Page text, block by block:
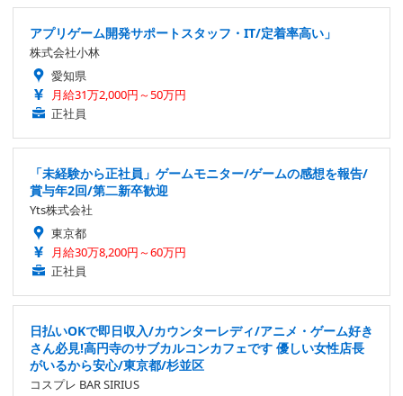
アプリゲーム開発サポートスタッフ・IT/定着率高い」
株式会社小林
愛知県
月給31万2,000円～50万円
正社員
「未経験から正社員」ゲームモニター/ゲームの感想を報告/
賞与年2回/第二新卒歓迎
Yts株式会社
東京都
月給30万8,200円～60万円
正社員
日払いOKで即日収入/カウンターレディ/アニメ・ゲーム好き
さん必見!高円寺のサブカルコンカフェです 優しい女性店長
がいるから安心/東京都/杉並区
コスプレ BAR SIRIUS